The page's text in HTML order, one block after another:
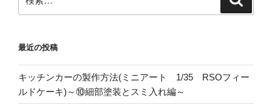
ョ
索:
最近の投稿
キッチンカーの製作方法(ミニアート 1/35 RSOフィー
ルドケーキ)～⑩細部塗装とスミ入れ編～